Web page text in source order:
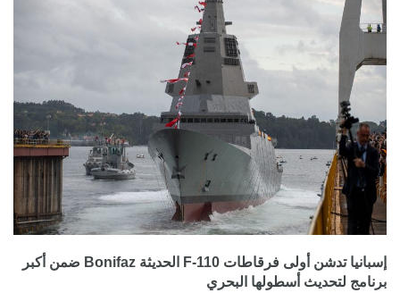
إسبانيا تدشن أولى فرقاطات F-110 الحديثة Bonifaz ضمن أكبر
برنامج لتحديث أسطولها البحري